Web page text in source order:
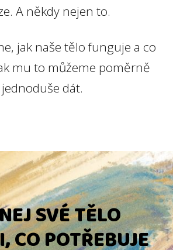
A někdy nejen to.
jak naše tělo funguje a co
mu to můžeme poměrně
jednoduše dát.
SVÉ TĚLO
CO POTŘEBUJE